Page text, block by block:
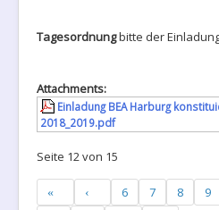
Tagesordnungbitte der
Attachments:
Einladung BEA Harburg
2018_2019.pdf
Seite 12 von 15
6 7 8 9